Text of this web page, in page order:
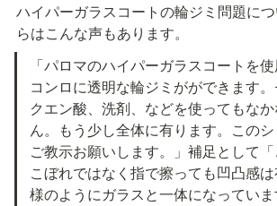
ハイパーガラスコートの輪ジミ問題に
らはこんな声もあります。
「パロマのハイパーガラスコートを
コンロに透明な輪ジミがができます。
クエン酸、洗剤、などを使ってもな
ん。もう少し全体に有ります。この
ご教示お願いします。」補足として
こぼれではなく指で擦っても凹凸感
様のようにガラスと一体になっていま